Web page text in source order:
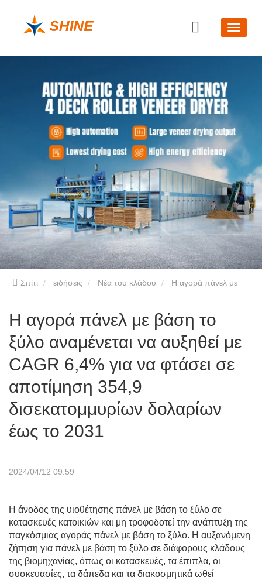
Σπίτι ειδήσεις Νέα του κλάδου
βάση το ξύλο αναμένεται να αυξηθεί με CAGR 6,4% για να
φτάσει σε αποτίμηση 354,9 δισεκατομμυρίων δολαρίων έως το
2031
Η αγορά πάνελ με βάση το
ξύλο αναμένεται να αυξηθεί με
CAGR 6,4% για να φτάσει σε
αποτίμηση 354,9
δισεκατομμυρίων δολαρίων
έως το 2031
2024/04/12 09:59
Η άνοδος της υιοθέτησης πάνελ με βάση το ξύλο σε
κατασκευές κατοικιών και μη τροφοδοτεί την ανάπτυξη της
παγκόσμιας αγοράς πάνελ με βάση το ξύλο. Η αυξανόμενη
ζήτηση για πάνελ με βάση το ξύλο σε διάφορους κλάδους
της βιομηχανίας, όπως οι κατασκευές, τα έπιπλα, οι
συσκευασίες, τα δάπεδα και τα διακοσμητικά ωθεί